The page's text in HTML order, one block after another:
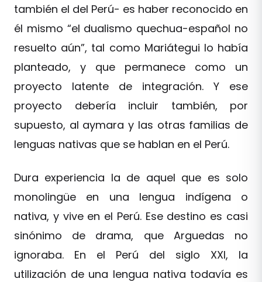
también el del Perú- es haber reconocido en
él mismo “el dualismo quechua-español no
resuelto aún”, tal como Mariátegui lo había
planteado, y que permanece como un
proyecto latente de integración. Y ese
proyecto debería incluir también, por
supuesto, al aymara y las otras familias de
lenguas nativas que se hablan en el Perú.
Dura experiencia la de aquel que es solo
monolingüe en una lengua indígena o
nativa, y vive en el Perú. Ese destino es casi
sinónimo de drama, que Arguedas no
ignoraba. En el Perú del siglo XXI, la
utilización de una lengua nativa todavía es